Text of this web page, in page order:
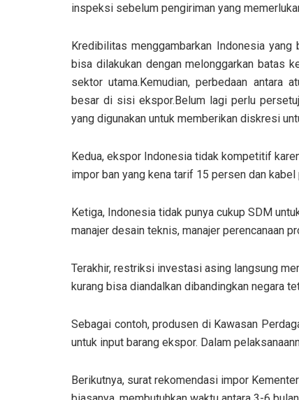
inspeksi sebelum pengiriman yang
Kredibilitas menggambarkan Indonesia
bisa dilakukan dengan melonggarkan batas
sektor utama.Kemudian, perbedaan antara
besar di sisi ekspor.Belum lagi perlu
yang digunakan untuk memberikan diskresi
Kedua, ekspor Indonesia tidak kompetitif
impor ban yang kena tarif 15 persen dan
Ketiga, Indonesia tidak punya cukup SDM
manajer desain teknis, manajer perencanaan
Terakhir, restriksi investasi asing langsung
kurang bisa diandalkan dibandingkan negara
Sebagai contoh, produsen di Kawasan
untuk input barang ekspor. Dalam
Berikutnya, surat rekomendasi impor